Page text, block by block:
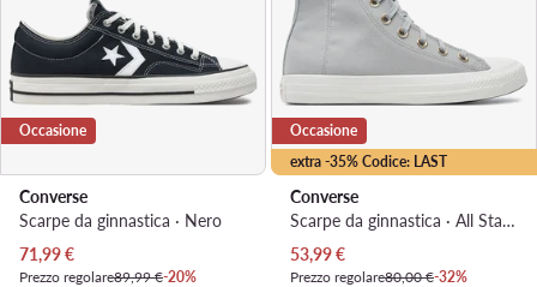
Occasione
Converse
Scarpe da ginnastica · Nero
Prezzo attuale
71,99€
Prezzo regolare89,99 €-20%
extra -35% Codice: LAST
Occasione
Converse
Scarpe da ginnastica · All Star · Grigio
Prezzo attuale
53,99€
Prezzo regolare80,00 €-32%